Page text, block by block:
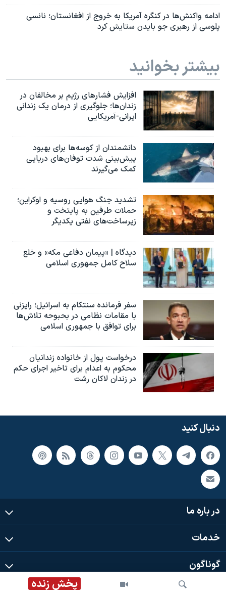
پخش زنده
ادامه واکنش‌ها در کنگره آمریکا به خروج از افغانستان؛ نانسی
پلوسی از رهبری جو بایدن ستایش کرد
بیشتر بخوانید
افزایش فشارهای رژیم بر مخالفان در
زندان‌ها؛ جلوگیری از درمان یک زندانی
ایرانی-آمریکایی
دانشمندان از کوسه‌ها برای بهبود
پیش‌بینی شدت توفان‌های دریایی
کمک می‌گیرند
تشدید جنگ هوایی روسیه و اوکراین؛
حملات طرفین به پایتخت‌ و
زیرساخت‌های نفتی یکدیگر
دیدگاه | «پیمان دفاعی مکه» و خلع
سلاح کامل جمهوری اسلامی
سفر فرمانده سنتکام به اسرائیل؛ رایزنی
با مقامات نظامی در بحبوحه تلاش‌ها
برای توافق با جمهوری اسلامی
درخواست پول از خانواده زندانیان
محکوم به‌ اعدام برای تاخیر اجرای حکم
در زندان لاکان رشت
دنبال کنید
در باره ما
خدمات
گوناگون